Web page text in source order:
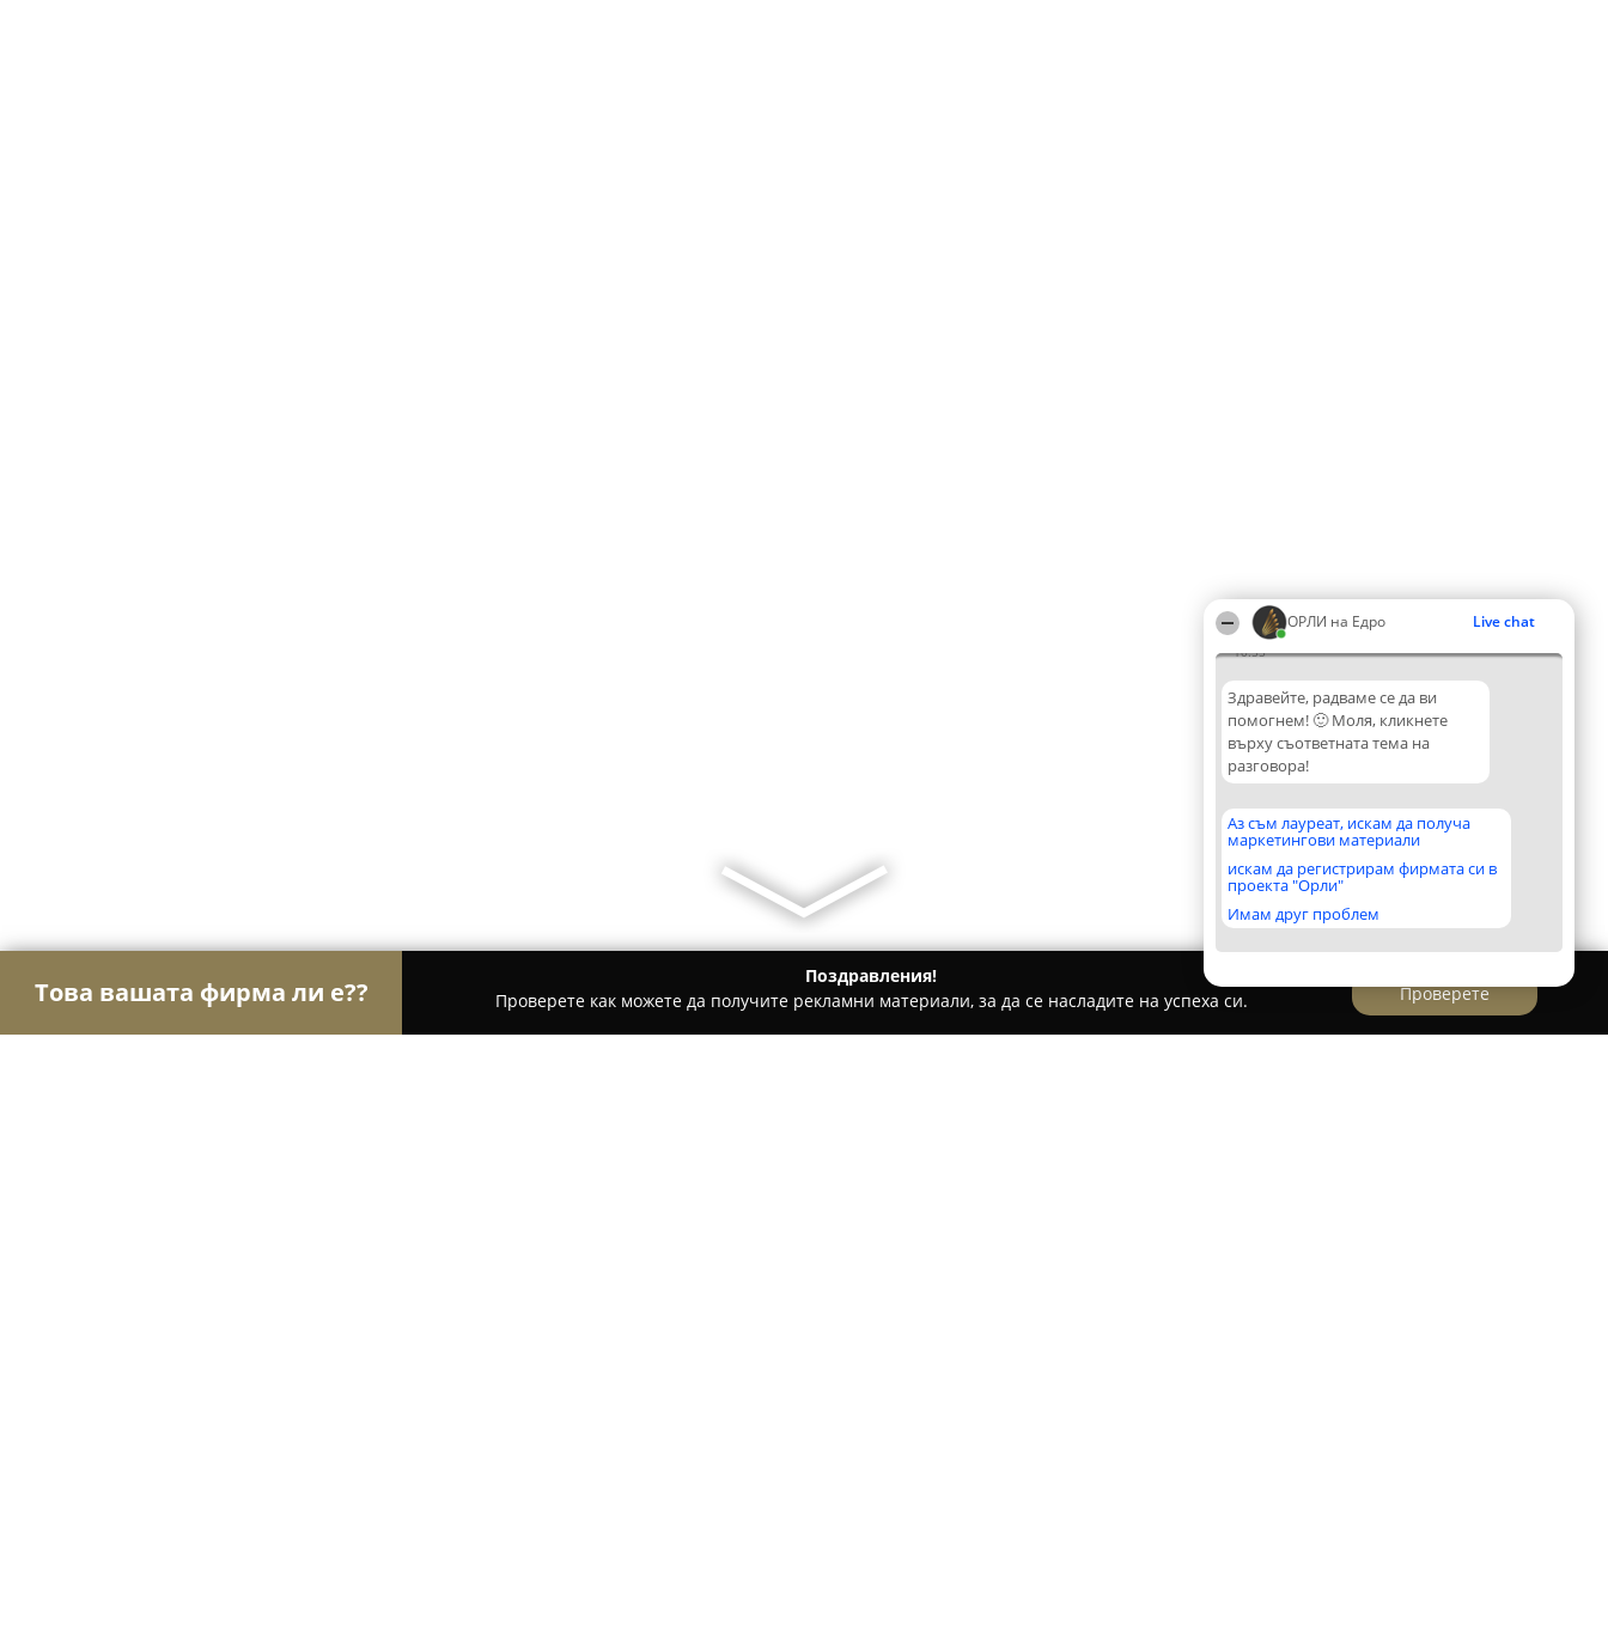
ОРЛИ на Едро Live chat
10:55
Здравейте, радваме се да ви
помогнем! 🙂 Моля, кликнете
върху съответната тема на
разговора!
Аз съм лауреат, искам да получа
маркетингови материали
искам да регистрирам фирмата си в
проекта "Орли"
Имам друг проблем
Това вашата фирма ли е??
Поздравления!
Проверете как можете да получите рекламни материали, за да се насладите на успеха си.
Проверете